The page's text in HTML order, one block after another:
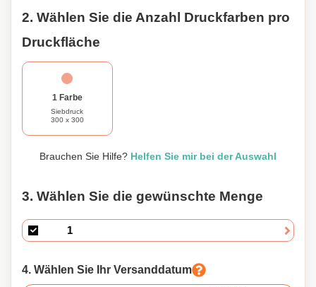
2. Wählen Sie die Anzahl Druckfarben pro
Druckfläche
1 Farbe
Siebdruck
300 x 300
Brauchen Sie Hilfe? Helfen Sie mir bei der Auswahl
3. Wählen Sie die gewünschte Menge
4. Wählen Sie Ihr Versanddatum